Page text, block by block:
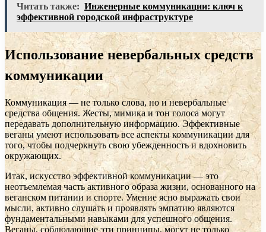
Читать также: Инженерные коммуникации: ключ к
эффективной городской инфраструктуре
Использование невербальных средств
коммуникации
Коммуникация — не только слова, но и невербальные
средства общения. Жесты, мимика и тон голоса могут
передавать дополнительную информацию. Эффективные
веганы умеют использовать все аспекты коммуникации для
того, чтобы подчеркнуть свою убежденность и вдохновить
окружающих.
Итак, искусство эффективной коммуникации — это
неотъемлемая часть активного образа жизни, основанного на
веганском питании и спорте. Умение ясно выражать свои
мысли, активно слушать и проявлять эмпатию являются
фундаментальными навыками для успешного общения.
Веганы, соблюдающие эти принципы, могут не только